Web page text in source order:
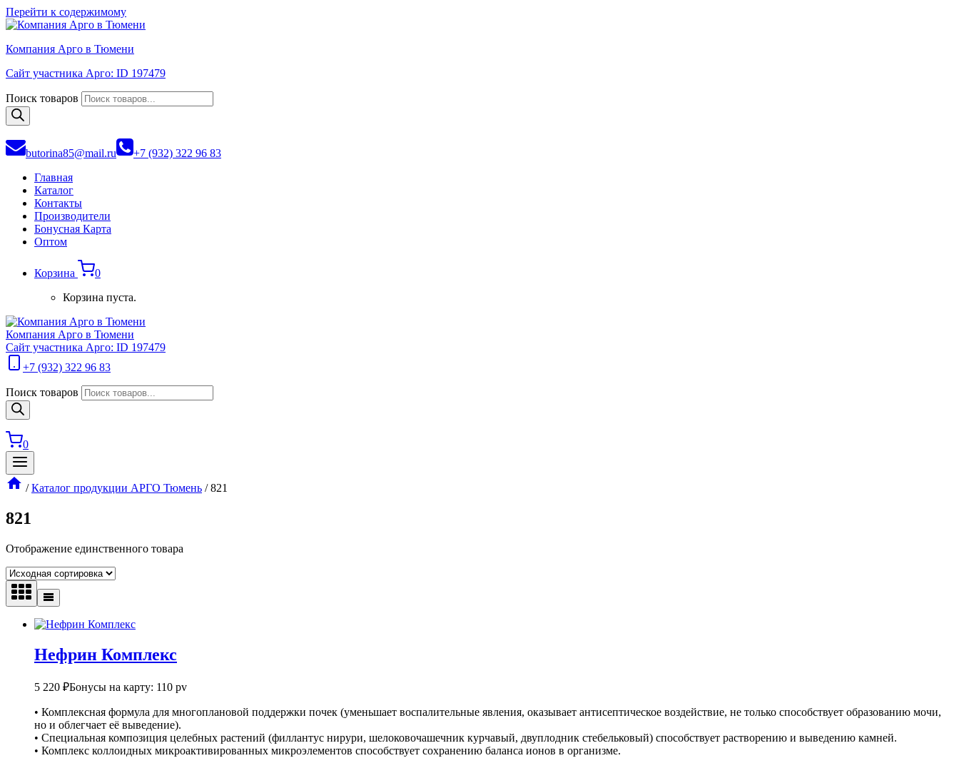
Перейти к содержимому
Компания Арго в Тюмени
Сайт участника Арго: ID 197479
Поиск товаров
butorina85@mail.ru
+7 (932) 322 96 83
Главная
Каталог
Контакты
Производители
Бонусная Карта
Оптом
Корзина
0
Корзина пуста.
Компания Арго в Тюмени
Сайт участника Арго: ID 197479
+7 (932) 322 96 83
Поиск товаров
0
/ Каталог продукции АРГО Тюмень / 821
821
Отображение единственного товара
Нефрин Комплекс
5 220 ₽Бонусы на карту: 110 pv
• Комплексная формула для многоплановой поддержки почек (уменьшает воспалительные явления, оказывает антисептическое воздействие, не только способствует образованию мочи,
но и облегчает её выведение).
• Специальная композиция целебных растений (филлантус нирури, шелоковочашечник курчавый, двуплодник стебельковый) способствует растворению и выведению камней.
• Комплекс коллоидных микроактивированных микроэлементов способствует сохранению баланса ионов в организме.